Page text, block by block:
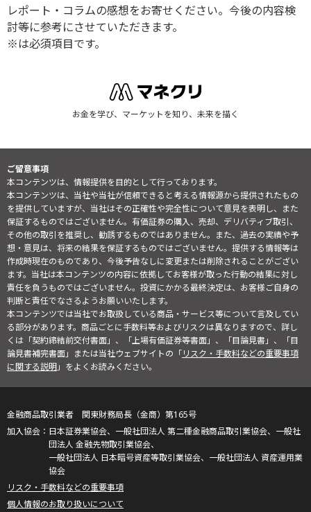
レポート・コラムの感想をお寄せください。今後の内容検
討等に参考にさせていただきます。
※は必須項目です。
お金を学び、マーケットを知り、未来を描く
ご留意事項
本コンテンツは、情報提供を目的として行っております。
本コンテンツは、当社や当社が信頼できると考える情報源から提供されたもの
を提供していますが、当社はその正確性や完全性について意見を表明し、また
保証するものではございません。有価証券の購入、売却、デリバティブ取引、
その他の取引を推奨し、勧誘するものではありません。また、過去の実績や予
想・意見は、将来の結果を保証するものではございません。提供する情報等は
作成時現在のものであり、今後予告なしに変更または削除されることがござい
ます。当社は本コンテンツの内容に依拠してお客様が取った行動の結果に対し
責任を負うものではございません。投資にかかる最終決定は、お客様ご自身の
判断と責任でなさるようお願いいたします。
本コンテンツでは当社でお取扱している商品・サービス等について言及してい
る部分があります。商品ごとに手数料等およびリスクは異なりますので、詳し
くは「契約締結前交付書面」、「上場有価証券等書面」、「目論見書」、「目
論見書補完書面」または当社ウェブサイトの「リスク・手数料などの重要事項
に関する説明」をよくお読みください。
金融商品取引業者 関東財務局長（金商）第165号
日本証券業協会、一般社団法人 第二種金融商品取引業協会、一般社
団法人 金融先物取引業協会、
一般社団法人 日本暗号資産等取引業協会、一般社団法人 資産運用業
協会
リスク・手数料などの重要事項
個人情報のお取り扱いについて